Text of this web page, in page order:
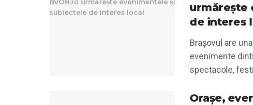
urmărește
de interes
Brașovul are
evenimente
spectacole,
Orașe,